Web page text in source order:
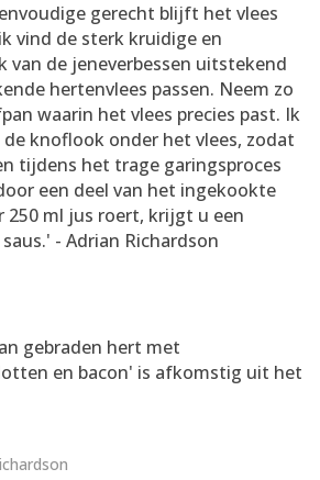
gerecht blijft het vlees
vind de sterk kruidige en
van de jeneverbessen uitstekend
hertenvlees passen. Neem zo
waarin het vlees precies past. Ik
knoflook onder het vlees, zodat
tijdens het trage garingsproces
een deel van het ingekookte
ml jus roert, krijgt u een
- Adrian Richardson
gebraden hert met
en bacon' is afkomstig uit het